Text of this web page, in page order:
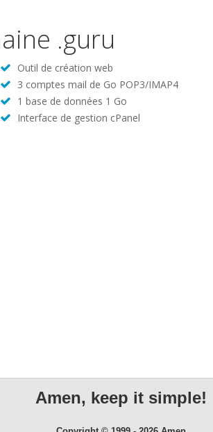
.guru
Outil de création web
3 comptes mail de Go POP3/IMAP4
1 base de données 1 Go
Interface de gestion cPanel
Amen, keep it simple!